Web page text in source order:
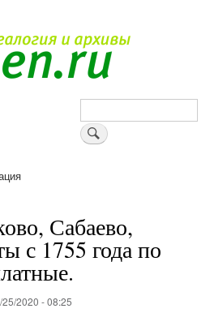
основному
содержанию
Поиск
Сабаево,
с 1755 года по
25/2020 - 08:25